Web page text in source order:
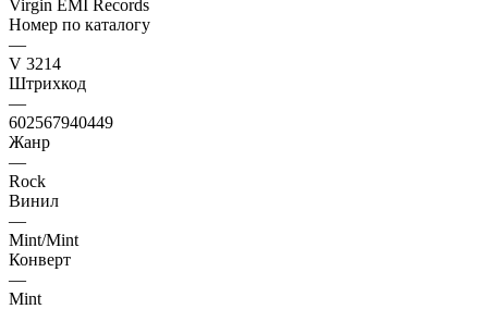
Virgin EMI Records
Номер по каталогу
—
V 3214
Штрихкод
—
602567940449
Жанр
—
Rock
Винил
—
Mint/Mint
Конверт
—
Mint